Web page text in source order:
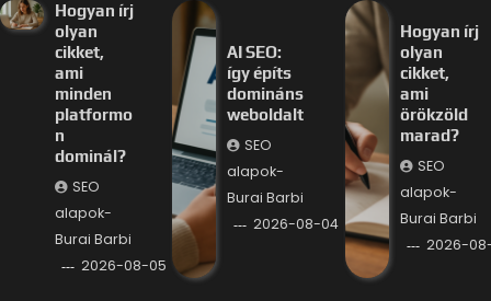
Hogyan írj
olyan
cikket,
ami
minden
platformo
n
dominál?
SEO
alapok-
Burai Barbi
2026-08-05
AI SEO:
így építs
domináns
weboldalt
SEO
alapok-
Burai Barbi
2026-08-04
Hogyan írj
olyan
cikket,
ami
örökzöld
marad?
SEO
alapok-
Burai Barbi
2026-